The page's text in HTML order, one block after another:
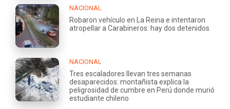
NACIONAL
Robaron vehículo en La Reina e intentaron
atropellar a Carabineros: hay dos detenidos
NACIONAL
Tres escaladores llevan tres semanas
desaparecidos: montañista explica la
peligrosidad de cumbre en Perú donde murió
estudiante chileno